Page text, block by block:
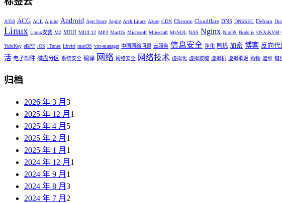
A350 ACG ACL Alpine Android App Store Apple Arch Linux Azure CDN Chrome Cloudflare DNS DNSSEC Debian
Linux Linux安装 M2 MIUI MIUI 12 MP3 MacOS Microsoft Minecraft MySQL NAS Nginx NixOS Node.js OSX-KVM
YubiKey eBPF iOS iTunes libvirt macOS virt-manager 中国网络问题 云服务 信息安全 净化 刷机 加密 博客 反向代
活 电子邮件 磁盘分区 系统安全 编译 网络 网络安全 网络技术 虚拟化 虚拟按键 虚拟机 虚拟歌姬 购物 运维 键
归档
2026 年 3 月 3
2025 年 12 月 1
2025 年 4 月 5
2025 年 2 月 1
2025 年 1 月 1
2024 年 12 月 1
2024 年 9 月 1
2024 年 8 月 3
2024 年 7 月 2